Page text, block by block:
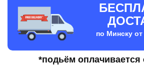
по Минску
*подьём оплачивается